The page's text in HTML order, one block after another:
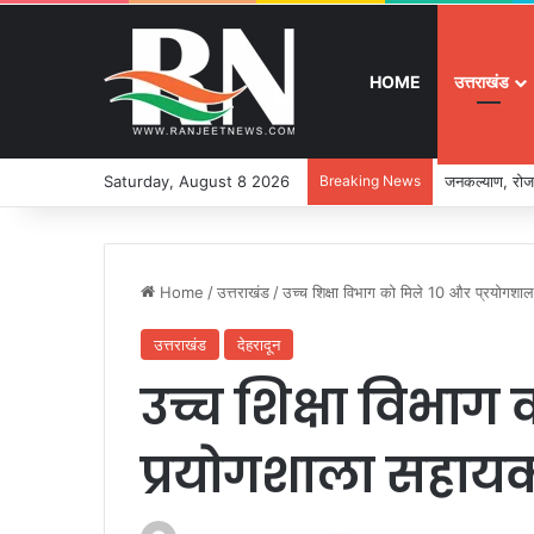
HOME उत्तराखंड
Saturday, August 8 2026 Breaking News जनकल्याण,
Home /उत्तराखंड /उच्च शिक्षा विभाग को मिले 10 और
उत्तराखंड देहरादून
उच्च शिक्षा
प्रयोगशाला